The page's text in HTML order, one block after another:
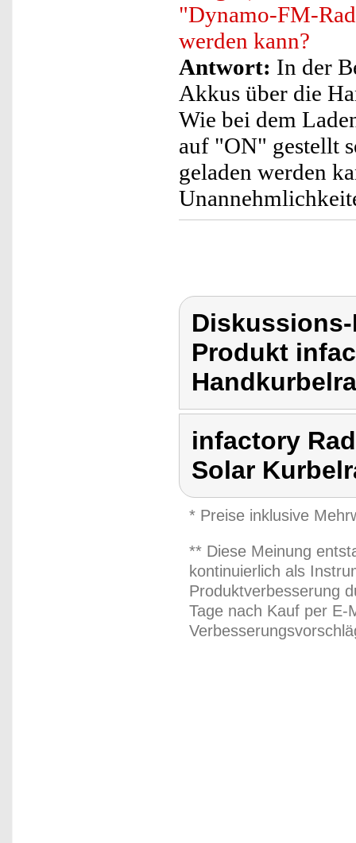
"Dynamo-FM-
werden kann?
Antwort: In der
Akkus über die
Wie bei dem
auf "ON" gestellt
geladen werden
Produkt
infactory
Solar
* Preise inklusive
** Diese Meinung
kontinuierlich als
Produktverbesserung
Tage nach Kauf per E-